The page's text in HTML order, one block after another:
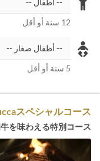
12 سنة أو أقل
5 سنة أو أقل
スペシャルコース
を味わえる特別コース